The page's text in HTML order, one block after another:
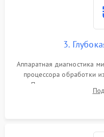
3.
Аппаратная диагностика
процессора обработки
Проверка
интерфейсов связи.